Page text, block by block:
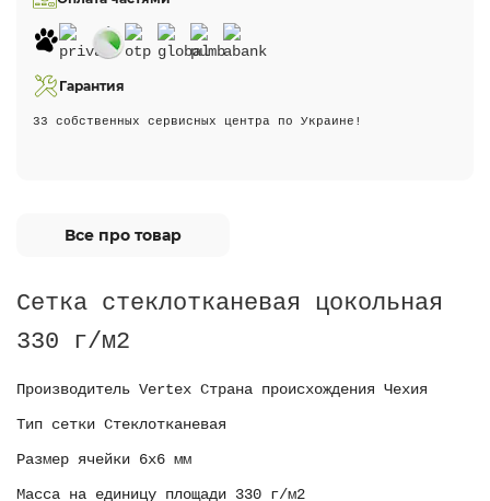
Гарантия
33 собственных сервисных центра по Украине!
Все про товар
Сетка стеклотканевая цокольная
330 г/м2
Производитель Vertex Страна происхождения Чехия
Тип сетки Стеклотканевая
Размер ячейки 6х6 мм
Масса на единицу площади 330 г/м2